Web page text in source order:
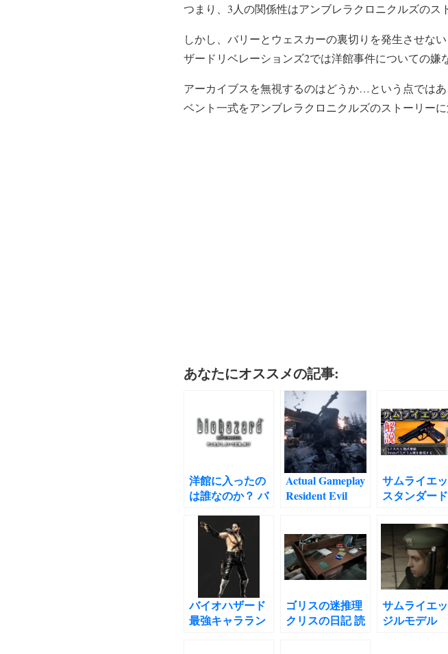
つまり、3人の関係性はアンブレラクロニクルズのス
しかし、バリーとウェスカーの裏切りを発生させな
ザードリベレーションズ2では洋館事件についての嫌
アーカイブスを無視するのはどうか…という点では
ベント一式をアンブレラクロニクルズのストーリーに
あなたにオススメの記事:
洋館に入ったの
は誰なのか？ バ
Actual Gameplay
Resident Evil
translation
CAPCOM
TGS2020
イオハザード８
ヴィレッジ 実機
プレイの文字起
サムライエ
スタンダー
説
EDGE
2/standard
バイオハザ
HDリマスタ
バイオハザー
バイオハザード
最強キャララン
ゴリスの迷推理
クリスの日記 読
サムライエ
ジルモデル